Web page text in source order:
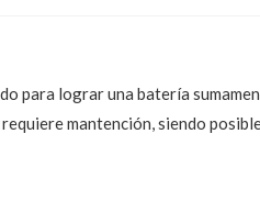
para lograr una batería
mantención, siendo